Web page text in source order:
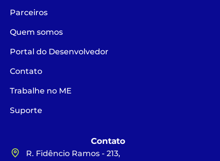
Parceiros
Quem somos
Portal do Desenvolvedor
Contato
Trabalhe no ME
Suporte
Contato
R. Fidêncio Ramos - 213,